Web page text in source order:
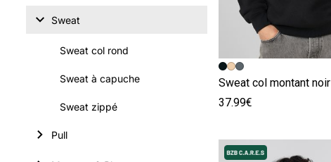
Sweat
Sweat col rond
Sweat à capuche
Sweat zippé
Pull
Image précédente
Image suivante
Sweat col montant noir
37.99€